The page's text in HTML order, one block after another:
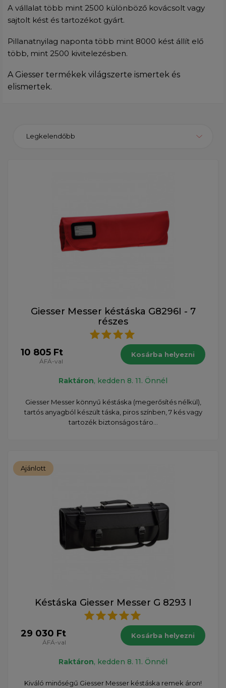
A vállalat több mint 2500 különböző kovácsolt vagy
sajtolt kést és tartozékot gyárt.
Pillanatnyilag naponta több mint 8000 kést állít elő
több, mint 2500 kivitelezésben.
A Giesser termékek világszerte ismertek és
elismertek.
Legkelendőbb
Giesser Messer késtáska G8296I - 7
részes
10 805 Ft
ÁFÁ-val
Kosárba helyezni
Raktáron, kedden 8. 11. Önnél
Giesser Messer könnyű késtáska (megerősítés nélkül),
tartós anyagból készült táska, piros színben, 7 kés vagy
tartozék biztonságos táro...
Ajánlott
Késtáska Giesser Messer G 8293 I
29 030 Ft
ÁFÁ-val
Kosárba helyezni
Raktáron, kedden 8. 11. Önnél
Kiváló minőségű Giesser Messer késtáska remek áron!